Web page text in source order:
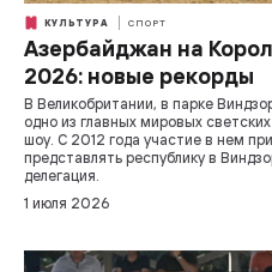
КУЛЬТУРА СПОРТ
Азербайджан на
2026: новые рекорды
В Великобритании, в парке
одно из главных мировых
шоу. С 2012 года участие в нем
представлять республику в
делегация.
1 июля 2026